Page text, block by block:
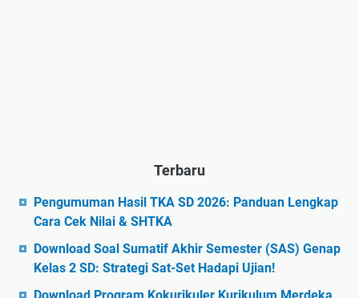
Terbaru
Pengumuman Hasil TKA SD 2026: Panduan Lengkap
Cara Cek Nilai & SHTKA
Download Soal Sumatif Akhir Semester (SAS) Genap
Kelas 2 SD: Strategi Sat-Set Hadapi Ujian!